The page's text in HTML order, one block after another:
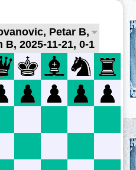
Petar B,
2025-11-21, 0-1